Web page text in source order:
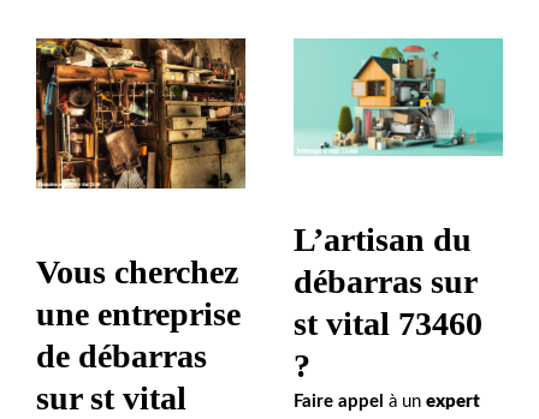
Vous cherchez
une entreprise
de débarras
sur st vital
L’artisan du
débarras sur
st vital 73460
?
Faire appel à un expert